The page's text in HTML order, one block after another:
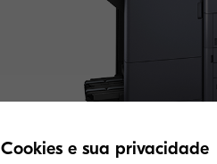
Cookies e sua privacidade